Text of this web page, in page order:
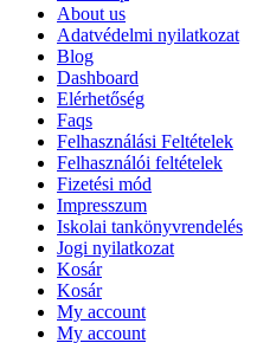
About us
Adatvédelmi nyilatkozat
Blog
Dashboard
Elérhetőség
Faqs
Felhasználási Feltételek
Felhasználói feltételek
Fizetési mód
Impresszum
Iskolai tankönyvrendelés
Jogi nyilatkozat
Kosár
Kosár
My account
My account